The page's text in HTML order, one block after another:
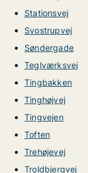
Stationsvej
Svostrupvej
Søndergade
Teglværksvej
Tingbakken
Tinghøjvej
Tingvejen
Toften
Trehøjevej
Troldbjergvej